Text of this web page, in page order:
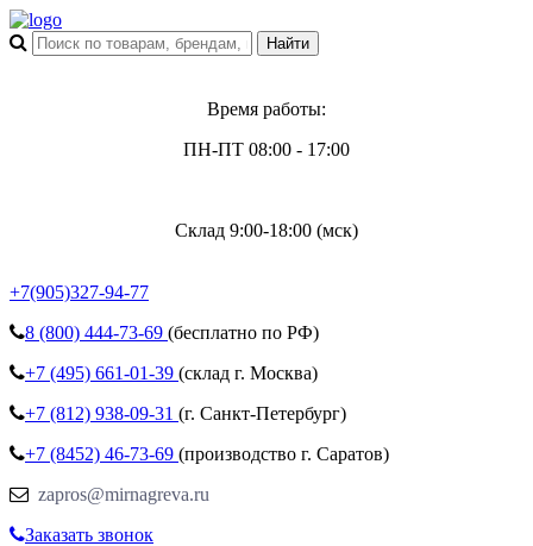
Время работы:
ПН-ПТ 08:00 - 17:00
Склад 9:00-18:00 (мск)
+7(905)327-94-77
8 (800) 444-73-69 (бесплатно по РФ)
+7 (495) 661-01-39 (склад г. Москва)
+7 (812) 938-09-31 (г. Санкт-Петербург)
+7 (8452) 46-73-69 (производство г. Саратов)
zapros@mirnagreva.ru
Заказать звонок